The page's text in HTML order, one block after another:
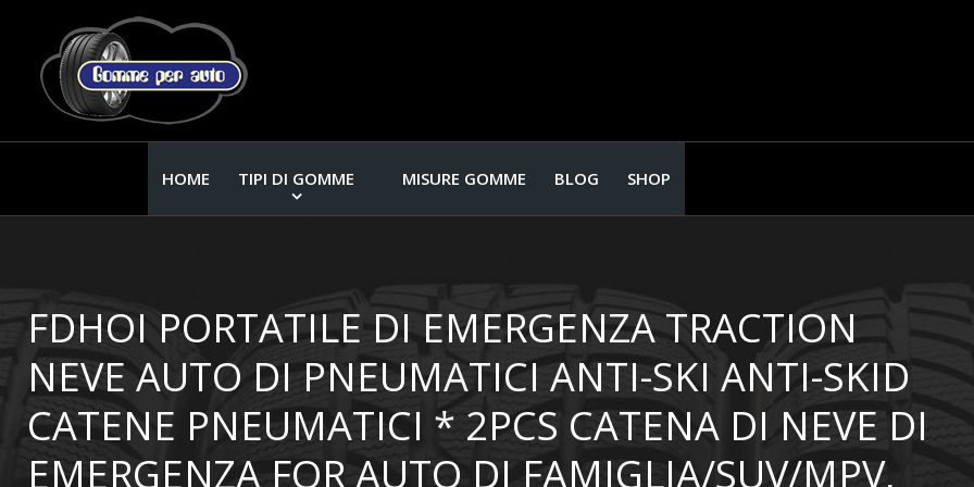
HOME TIPI DI GOMME MISURE GOMME BLOG SHOP
FDHOI PORTATILE DI EMERGENZA TRACTION
NEVE AUTO DI PNEUMATICI ANTI-SKI ANTI-SKID
CATENE PNEUMATICI * 2PCS CATENA DI NEVE DI
EMERGENZA FOR AUTO DI FAMIGLIA/SUV/MPV,